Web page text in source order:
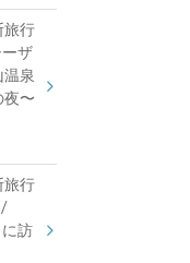
旅行
ザ
泉
夜〜
旅行
訪